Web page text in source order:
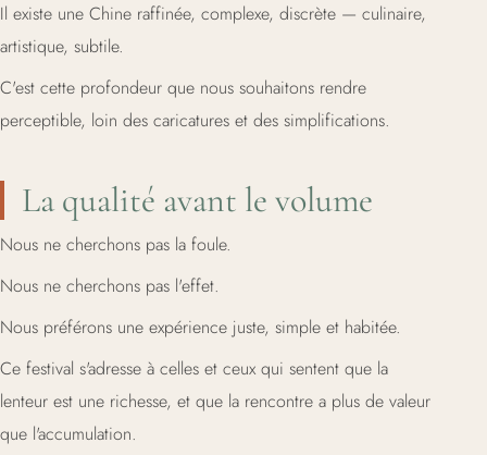
Il existe une Chine raffinée, complexe, discrète — culinaire,
artistique, subtile.
C'est cette profondeur que nous souhaitons rendre
perceptible, loin des caricatures et des simplifications.
La qualité avant le volume
Nous ne cherchons pas la foule.
Nous ne cherchons pas l'effet.
Nous préférons une expérience juste, simple et habitée.
Ce festival s'adresse à celles et ceux qui sentent que la
lenteur est une richesse, et que la rencontre a plus de valeur
que l'accumulation.